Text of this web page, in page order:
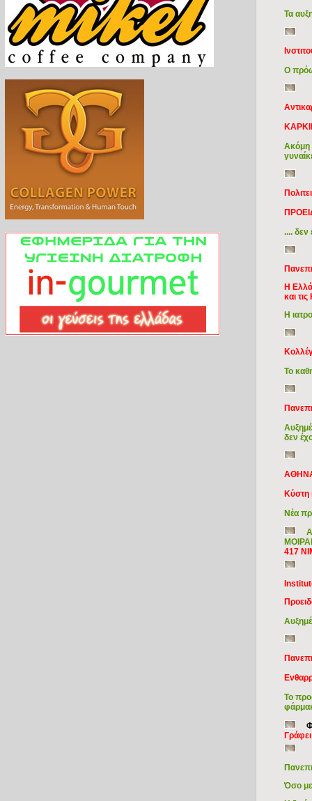
Τα
Ο
Ακόμη
.... δεν
Η
και
Η
Το
δεν
Kύστη
Νέα
417
Το
Όσο